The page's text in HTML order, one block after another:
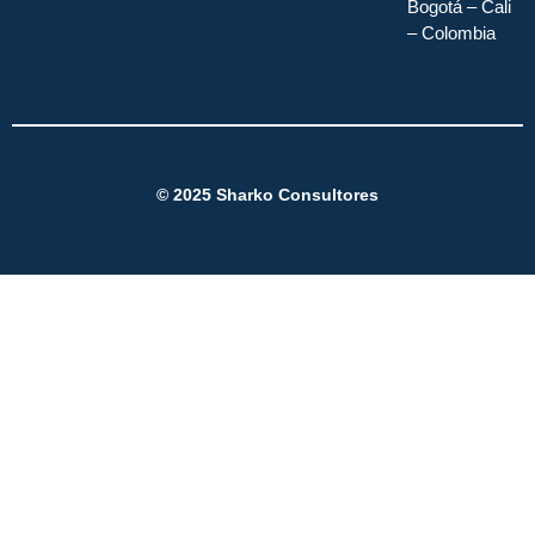
Bogotá – Cali
– Colombia
© 2025 Sharko Consultores